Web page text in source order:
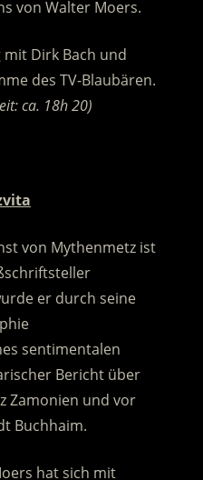
von Walter Moers.
mit Dirk Bach und
des TV-Blaubären.
ca. 18h 20)
von Mythenmetz ist
er durch seine
sentimentalen
Bericht über
Zamonien und vor
Buchhaim.
hat sich mit